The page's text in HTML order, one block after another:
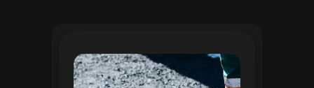
Na Gestão de Pavimentação, o Regente
oferece ferramentas para mapear, avaliar
e monitorar a infraestrutura viária. O
sistema permite registrar condições dos